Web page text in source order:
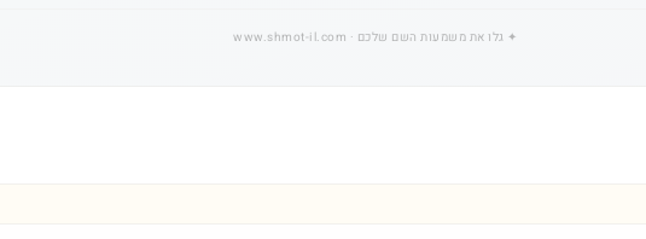
✦ גלו את משמעות השם שלכם · www.shmot-il.com